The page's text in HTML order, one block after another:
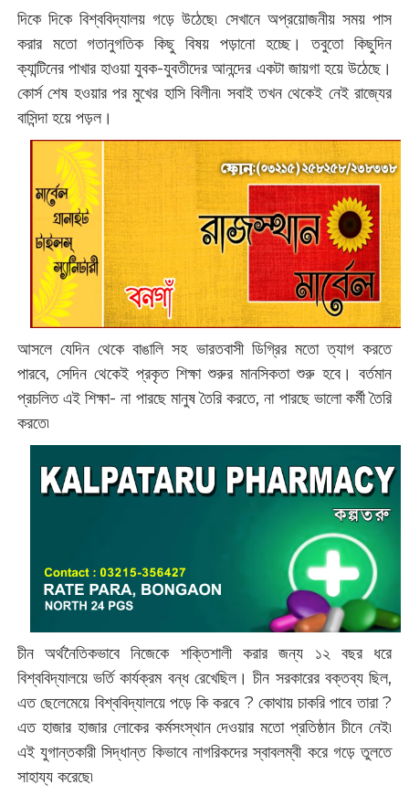
দিকে দিকে বিশ্ববিদ্যালয় গড়ে উঠেছে৷ সেখানে অপ্রয়োজনীয় সময় পাস
করার মতো গতানুগতিক কিছু বিষয় পড়ানো হচ্ছে। তবুতো কিছুদিন
ক্যান্টিনের পাখার হাওয়া যুবক-যুবতীদের আনন্দের একটা জায়গা হয়ে উঠেছে।
কোর্স শেষ হওয়ার পর মুখের হাসি বিলীন৷ সবাই তখন থেকেই নেই রাজ্যের
বাসিন্দা হয়ে পড়ল।
আসলে যেদিন থেকে বাঙালি সহ ভারতবাসী ডিগ্রির মতো ত্যাগ করতে
পারবে, সেদিন থেকেই প্রকৃত শিক্ষা শুরুর মানসিকতা শুরু হবে। বর্তমান
প্রচলিত এই শিক্ষা- না পারছে মানুষ তৈরি করতে, না পারছে ভালো কর্মী তৈরি
করতে৷
চীন অর্থনৈতিকভাবে নিজেকে শক্তিশালী করার জন্য ১২ বছর ধরে
বিশ্ববিদ্যালয়ে ভর্তি কার্যক্রম বন্ধ রেখেছিল। চীন সরকারের বক্তব্য ছিল,
এত ছেলেমেয়ে বিশ্ববিদ্যালয়ে পড়ে কি করবে ? কোথায় চাকরি পাবে তারা ?
এত হাজার হাজার লোকের কর্মসংস্থান দেওয়ার মতো প্রতিষ্ঠান চীনে নেই৷
এই যুগান্তকারী সিদ্ধান্ত কিভাবে নাগরিকদের স্বাবলম্বী করে গড়ে তুলতে
সাহায্য করেছে৷